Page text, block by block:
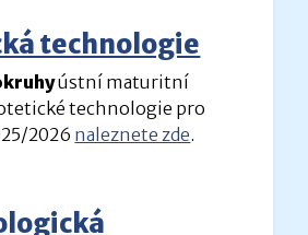
technologie
ústní maturitní
technologie pro
2026 naleznete zde.